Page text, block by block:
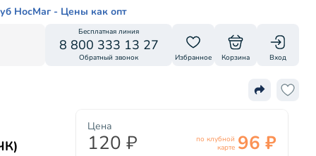
НосМаг - Цены как опт
Бесплатная линия
8 800 333 13 27
Обратный звонок Избранное Корзина Вход
Цена
120 ₽
по клубной
карте 96 ₽